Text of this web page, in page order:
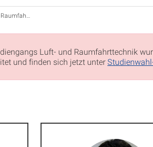
B.Sc.
Luft- und Raumfahrttechnik
und finden sich jetzt unter